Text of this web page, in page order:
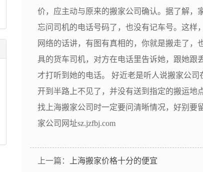
价，应主动与原来的搬家公司确认。据了解，
忘问司机的电话号码了，也没有记车号。这样
网络的话讲，有图有真相的，你就是搬走了，
具的货车司机，对方在电话里告诉她，跟她跟
才打听到她的电话。 好近老是听人说搬家公
开到半路上不见了，并没有送到指定的搬运地
找上海搬家公司时一定要问清晰情况，好别要
家公司网址sz.jzfbj.com
上一篇： 上海搬家价格十分的便宜